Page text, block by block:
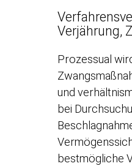
Verjährung,
Prozessual
und
bei
bestmögliche